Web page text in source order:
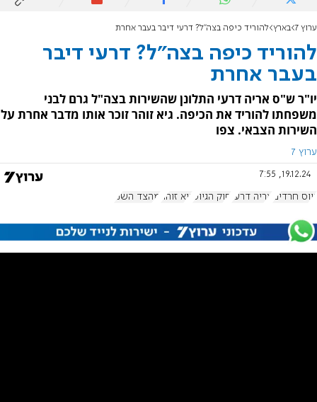
ערוץ 7 בארץ להוריד כיפה בצה"ל? דרעי דיבר בעבר אחרת
להוריד כיפה בצה"ל? דרעי דיבר
בעבר אחרת
יו"ר ש"ס אריה דרעי התלונן שהשירות בצה"ל גרם לבני
משפחתו להוריד את הכיפה. גיא זוהר זוכר אותו מדבר אחרת על
השירות הצבאי. צפו
ערוץ 7
19.12.24, 7:55
גיוס חרדים אריה דרעי חוק הגיוס גיא זוהר מהצד השני